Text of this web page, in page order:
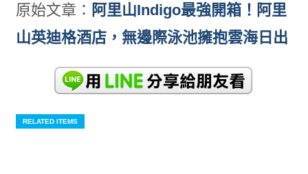
原始文章： 阿里山Indigo最強開箱！阿里
山英迪格酒店，無邊際泳池擁抱雲海日出
RELATED ITEMS